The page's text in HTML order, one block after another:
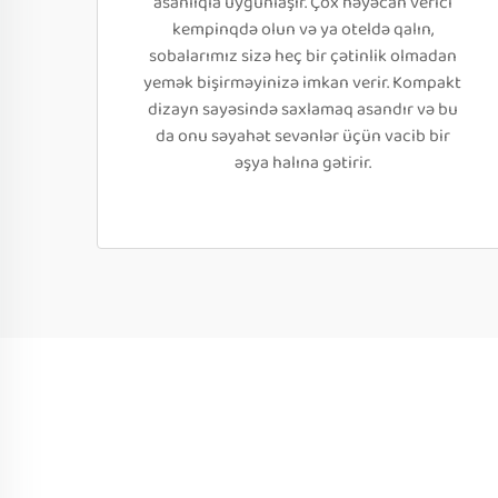
kempinqdə olun və ya oteldə qalın,
sobalarımız sizə heç bir çətinlik olmadan
yemək bişirməyinizə imkan verir. Kompakt
dizayn sayəsində saxlamaq asandır və bu
da onu səyahət sevənlər üçün vacib bir
əşya halına gətirir.